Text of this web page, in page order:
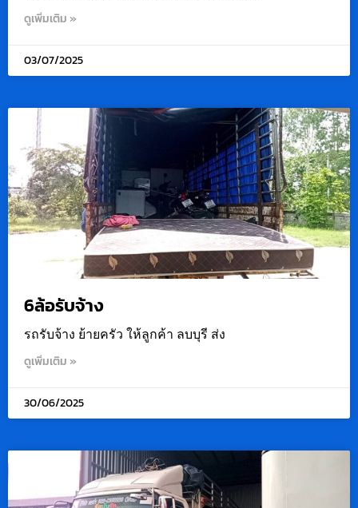
ดูเพิ่มเติม »
03/07/2025
6ล้อรับจ้าง
รถรับจ้าง ย้ายครัว ให้ลูกค้า ลบบุรี ส่ง
ดูเพิ่มเติม »
30/06/2025